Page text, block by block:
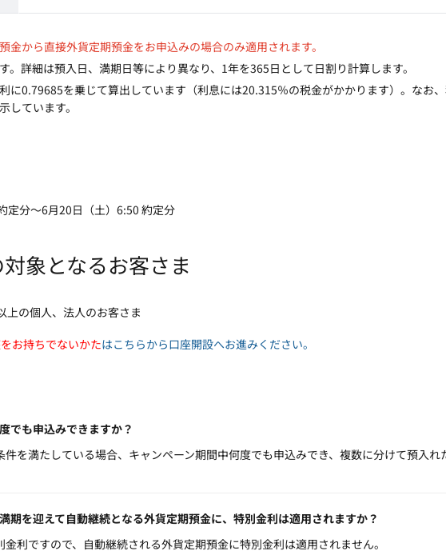
金から直接外貨定期預金をお申込みの場合のみ適用されます。
。詳細は預入日、満期日等により異なり、1年を365日として日割り計算します。
に0.79685を乗じて算出しています（利息には20.315％の税金がかかります）。なお
しています。
定分～6月20日（土）6:50 約定分
象となるお客さま
上の個人、法人のお客さま
お持ちでないかたはこちらから口座開設へお進みください。
でも申込みできますか？
件を満たしている場合、キャンペーン期間中何度でも申込みでき、複数に分けて預入れ
期を迎えて自動継続となる外貨定期預金に、特別金利は適用されますか？
利ですので、自動継続される外貨定期預金に特別金利は適用されません。